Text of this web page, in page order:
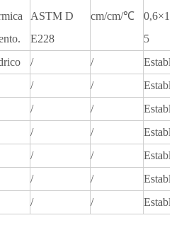
ASTM D
E228
cm/cm/℃
5
/ /
Estable
/ /
Estable
/ /
Estable
/ /
Estable
/ /
Estable
/ /
Estable
/ / Estable